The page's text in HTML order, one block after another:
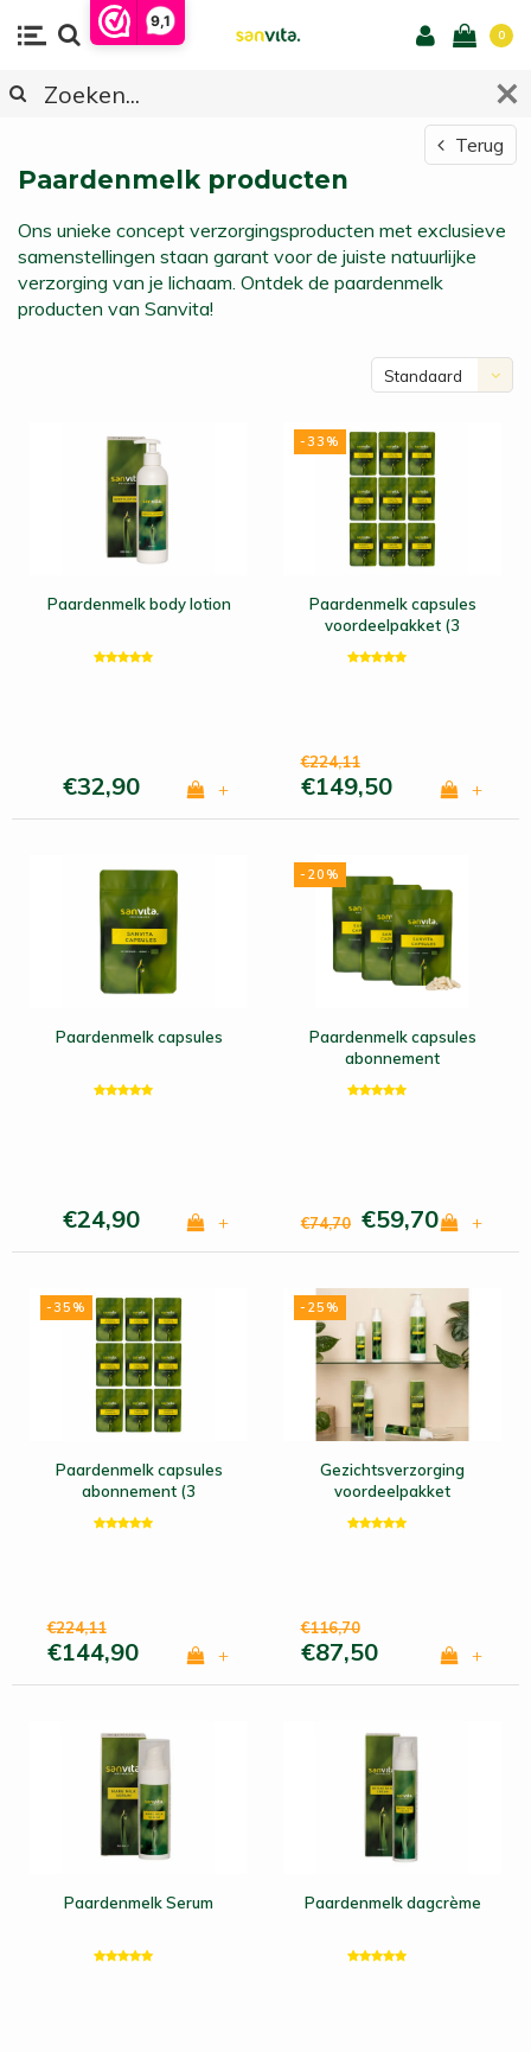
9,1
0
Terug
Paardenmelk producten
Ons unieke concept verzorgingsproducten met exclusieve
samenstellingen staan garant voor de juiste natuurlijke
verzorging van je lichaam. Ontdek de paardenmelk
producten van Sanvita!
Standaard
Paardenmelk body lotion
€32,90 +
-33%
Paardenmelk capsules
voordeelpakket (3
€224,11
€149,50 +
Paardenmelk capsules
€24,90 +
-20%
Paardenmelk capsules
abonnement
€74,70 €59,70 +
-35%
Paardenmelk capsules
abonnement (3
€224,11
€144,90 +
-25%
Gezichtsverzorging
voordeelpakket
€116,70
€87,50 +
Paardenmelk Serum Paardenmelk dagcrème